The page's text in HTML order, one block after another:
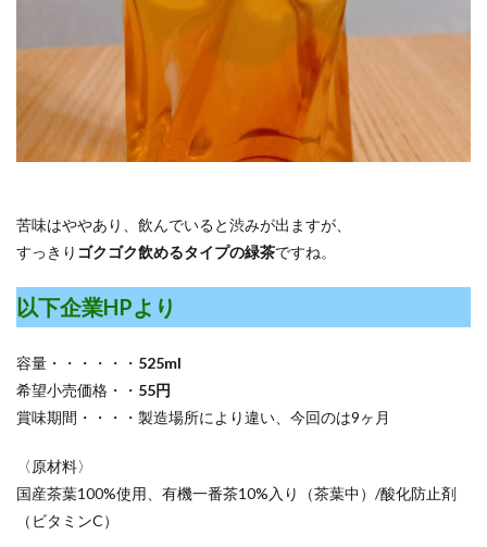
苦味はややあり、飲んでいると渋みが出ますが、
すっきり ゴクゴク飲めるタイプの緑茶ですね。
以下企業HPより
容量・・・・・・ 525ml
希望小売価格・・ 55円
賞味期間・・・・製造場所により違い、今回のは9ヶ月
〈原材料〉
国産茶葉100%使用、有機一番茶10%入り（茶葉中）/酸化防止剤
（ビタミンC）